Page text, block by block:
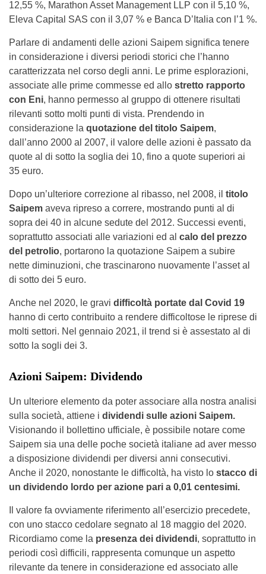
12,55 %, Marathon Asset Management LLP con il 5,10 %,
Eleva Capital SAS con il 3,07 % e Banca D’Italia con l’1 %.
Parlare di andamenti delle azioni Saipem significa tenere
in considerazione i diversi periodi storici che l’hanno
caratterizzata nel corso degli anni. Le prime esplorazioni,
associate alle prime commesse ed allo stretto rapporto
con Eni, hanno permesso al gruppo di ottenere risultati
rilevanti sotto molti punti di vista. Prendendo in
considerazione la quotazione del titolo Saipem,
dall’anno 2000 al 2007, il valore delle azioni è passato da
quote al di sotto la soglia dei 10, fino a quote superiori ai
35 euro.
Dopo un’ulteriore correzione al ribasso, nel 2008, il titolo
Saipem aveva ripreso a correre, mostrando punti al di
sopra dei 40 in alcune sedute del 2012. Successi eventi,
soprattutto associati alle variazioni ed al calo del prezzo
del petrolio, portarono la quotazione Saipem a subire
nette diminuzioni, che trascinarono nuovamente l’asset al
di sotto dei 5 euro.
Anche nel 2020, le gravi difficoltà portate dal Covid 19
hanno di certo contribuito a rendere difficoltose le riprese di
molti settori. Nel gennaio 2021, il trend si è assestato al di
sotto la sogli dei 3.
Azioni Saipem: Dividendo
Un ulteriore elemento da poter associare alla nostra analisi
sulla società, attiene i dividendi sulle azioni Saipem.
Visionando il bollettino ufficiale, è possibile notare come
Saipem sia una delle poche società italiane ad aver messo
a disposizione dividendi per diversi anni consecutivi.
Anche il 2020, nonostante le difficoltà, ha visto lo stacco di
un dividendo lordo per azione pari a 0,01 centesimi.
Il valore fa ovviamente riferimento all’esercizio precedete,
con uno stacco cedolare segnato al 18 maggio del 2020.
Ricordiamo come la presenza dei dividendi, soprattutto in
periodi così difficili, rappresenta comunque un aspetto
rilevante da tenere in considerazione ed associato alle